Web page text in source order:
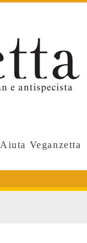
Aiuta Veganzetta